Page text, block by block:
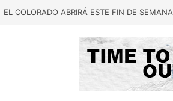
EL COLORADO ABRIRÁ ESTE FIN DE SEMANA